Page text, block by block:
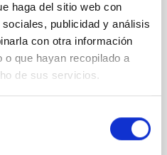
haga del sitio web con
publicidad y análisis
con otra información
o que hayan recopilado a
de sus servicios.
appear random
scale magnetic
5 2026